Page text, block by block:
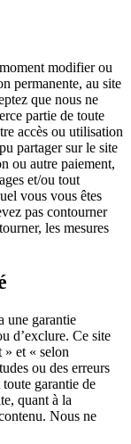
modifier ou
permanente, au site
que nous ne
partie de toute
accès ou utilisation
partager sur le site
ou autre paiement,
et/ou tout
vous vous êtes
pas contourner
les mesures
une garantie
d’exclure. Ce site
» et « selon
ou des erreurs
garantie de
quant à la
Nous ne